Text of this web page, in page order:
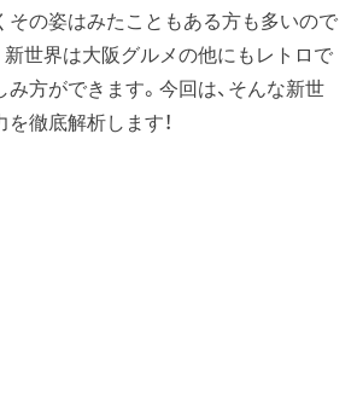
その姿はみたこともある方も多いので
新世界は大阪グルメの他にもレトロで
方ができます。今回は、そんな新世
徹底解析します！